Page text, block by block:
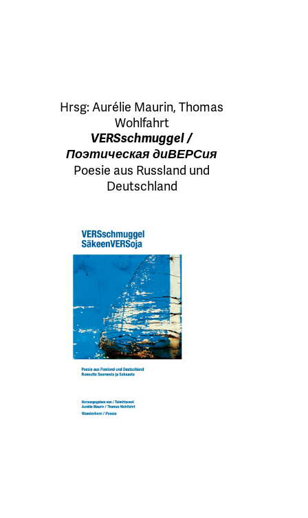
Hrsg:Aurélie Maurin, Thomas
Wohlfahrt
VERSschmuggel /
Поэтическая диВЕРСия
Poesie aus Russland und
Deutschland